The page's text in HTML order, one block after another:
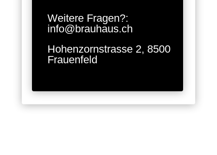
Weitere Fragen?:
info@brauhaus.ch
Hohenzornstrasse 2, 8500
Frauenfeld